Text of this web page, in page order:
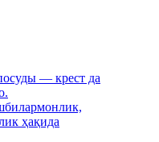
— крест да
ҳақида